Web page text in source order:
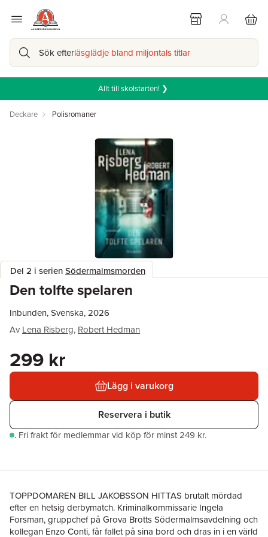
Sök efterläsglädje bland miljontals titlar
Allt till skolstarten! ❯
Deckare Polisromaner
Del 2 i serienSödermalmsmorden
Den tolfte spelaren
Inbunden, Svenska, 2026
Av Lena Risberg, Robert Hedman
299 kr
Lägg i varukorg
Reservera i butik
. Fri frakt för medlemmar vid köp för minst 249 kr.
TOPPDOMAREN BILL JAKOBSSON HITTAS brutalt mördad
efter en hetsig derbymatch. Kriminalkommissarie Ingela
Forsman, gruppchef på Grova Brotts Södermalmsavdelning och
kollegan Enzo Conti, får fallet på sina bord och dras in i en värld